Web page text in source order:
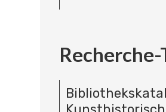
Recherche-